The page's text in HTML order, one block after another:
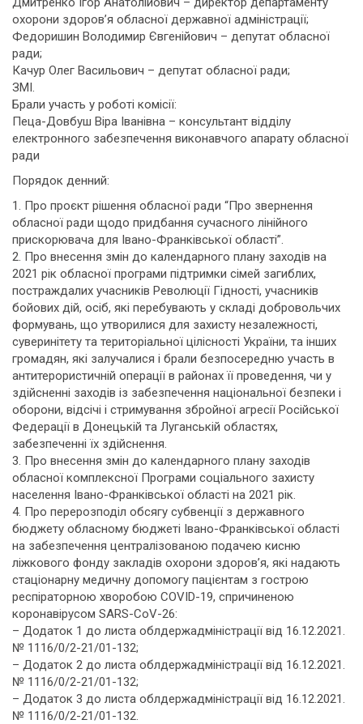
охорони здоров’я обласної державної адміністрації;
Федоришин Володимир Євгенійович – депутат обласної
ради;
Качур Олег Васильович – депутат обласної ради;
ЗМІ.
Брали участь у роботі комісії:
Пеца-Довбуш Віра Іванівна – консультант відділу
електронного забезпечення виконавчого апарату обласної
ради
Порядок денний:
1. Про проєкт рішення обласної ради “Про звернення
обласної ради щодо придбання сучасного лінійного
прискорювача для Івано-Франківської області”.
2. Про внесення змін до календарного плану заходів на
2021 рік обласної програми підтримки сімей загиблих,
постраждалих учасників Революції Гідності, учасників
бойових дій, осіб, які перебувають у складі добровольчих
формувань, що утворилися для захисту незалежності,
суверинітету та територіальної цілісності України, та інших
громадян, які залучалися і брали безпосередню участь в
антитерористичній операції в районах її проведення, чи у
здійсненні заходів із забезпечення національної безпеки і
оборони, відсічі і стримування збройної агресії Російської
Федерації в Донецькій та Луганській областях,
забезпеченні їх здійснення.
3. Про внесення змін до календарного плану заходів
обласної комплексної Програми соціального захисту
населення Івано-Франківської області на 2021 рік.
4. Про перерозподіл обсягу субвенції з державного
бюджету обласному бюджеті Івано-Франківської області
на забезпечення централізованою подачею кисню
ліжкового фонду закладів охорони здоров’я, які надають
стаціонарну медичну допомогу пацієнтам з гострою
респіраторною хворобою COVID-19, спричиненою
коронавірусом SARS-CoV-26:
– Додаток 1 до листа облдержадміністрації від 16.12.2021.
№ 1116/0/2-21/01-132;
– Додаток 2 до листа облдержадміністрації від 16.12.2021.
№ 1116/0/2-21/01-132;
– Додаток 3 до листа облдержадміністрації від 16.12.2021.
№ 1116/0/2-21/01-132.